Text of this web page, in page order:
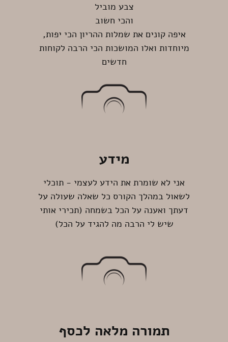
צבע מוביל
והכי חשוב
איפה קונים את שמלות ההריון הכי יפות,
מיוחדות ואלו המושכות הכי הרבה לקוחות
חדשים
מידע
אני לא שומרת את הידע לעצמי - תוכלי
לשאול במהלך הקורס כל שאלה שעולה על
דעתך ואענה על הכל בשמחה (תכירי אותי
שיש לי הרבה מה להגיד על הכל)
תמורה מלאה לכסף